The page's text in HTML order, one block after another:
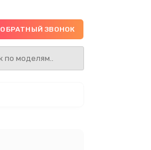
ОБРАТНЫЙ ЗВОНОК